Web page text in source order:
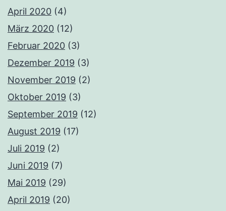
April 2020 (4)
März 2020 (12)
Februar 2020 (3)
Dezember 2019 (3)
November 2019 (2)
Oktober 2019 (3)
September 2019 (12)
August 2019 (17)
Juli 2019 (2)
Juni 2019 (7)
Mai 2019 (29)
April 2019 (20)